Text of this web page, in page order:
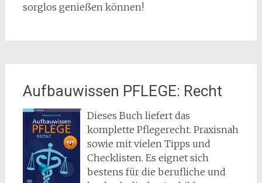
sorglos genießen können!
Aufbauwissen PFLEGE: Recht
Dieses Buch liefert das
komplette Pflegerecht. Praxisnah
sowie mit vielen Tipps und
Checklisten. Es eignet sich
bestens für die berufliche und